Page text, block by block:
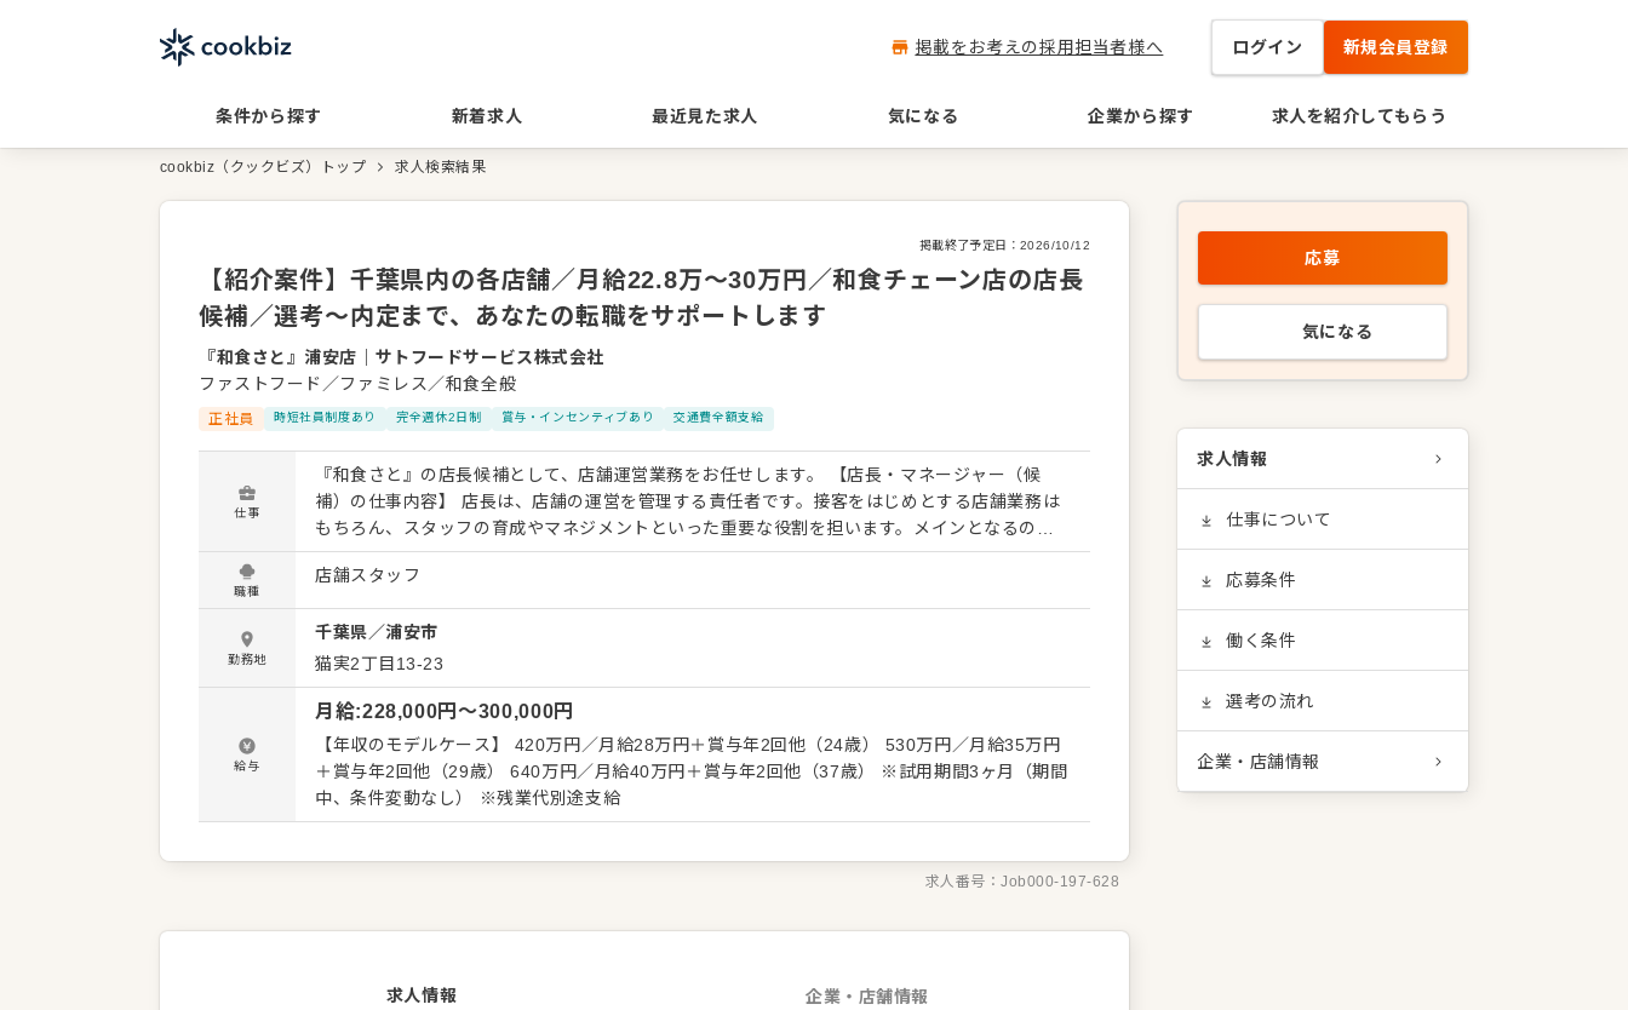
掲載をお考えの採用担当者様へ ログイン 新規会員登録
条件から探す 新着求人 最近見た求人 気になる 企業から探す 求人を紹介してもらう
cookbiz（クックビズ）トップ 求人検索結果
掲載終了予定日： 2026/10/12
【紹介案件】千葉県内の各店舗／月給22.8万～30万円／和食チェーン店の店長
候補／選考～内定まで、あなたの転職をサポートします
『和食さと』浦安店
サトフードサービス株式会社
ファストフード／ファミレス／和食全般
正社員 時短社員制度あり 完全週休2日制 賞与・インセンティブあり 交通費全額支給
仕事
『和食さと』の店長候補として、店舗運営業務をお任せします。 【店長・マネージャー（候
補）の仕事内容】 店長は、店舗の運営を管理する責任者です。接客をはじめとする店舗業務は
もちろん、スタッフの育成やマネジメントといった重要な役割を担います。メインとなるの
は、販促イベントやキャンペーンの企画なども含め、売上に繋げていくことです。 全体のオペ
レーション改善などもお任せしますので、あなたならではのアイデアを積極的に発信してくだ
さい。 【具体的には…】 ・ホール、キッチンの全体管理 ・予約管理、電話対応 ・接客、サー
ビス全般 ・売上管理、在庫管理 ・スタッフの育成やマネジメント、シフト管理 など 入社後
はスキルに合わせた業務からお任せしますので、徐々に仕事の幅を広げていきましょう。成長
をしっかりサポートしますので、経験に関わらず安心してスタートできる環境です。 ゆくゆく
はさらにステップアップなどめざせます。
職種
店舗スタッフ
勤務地
千葉県／浦安市
猫実2丁目13-23
給与
月給:228,000円〜300,000円
【年収のモデルケース】 420万円／月給28万円＋賞与年2回他（24歳） 530万円／月給35万円
＋賞与年2回他（29歳） 640万円／月給40万円＋賞与年2回他（37歳） ※試用期間3ヶ月（期間
中、条件変動なし） ※残業代別途支給
求人番号：Job000-197-628
求人情報 企業・店舗情報
応募
気になる
求人情報
仕事について
応募条件
働く条件
選考の流れ
企業・店舗情報